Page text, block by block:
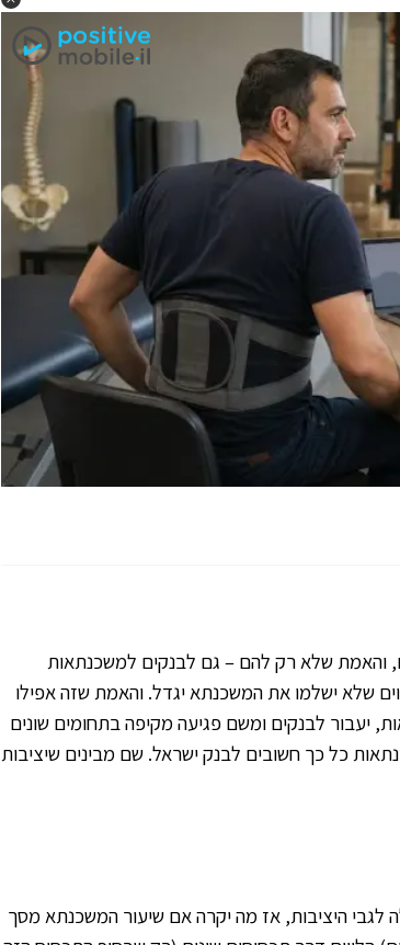
והאמת שלא רק להם – גם לבנקים למשכנתאות
שלא ישלמו את המשכנתא יגדל. והאמת שזה אפילו
יעבור לבנקים ומשם פגיעה מקיפה בתחומים שונים
כל כך חשובים לבנק ישראל. שם מבינים שיציבות
הדירה יש סימן שאלה לגבי היציבות, אז מה יקרה אם שיעור המשכנתא מסך